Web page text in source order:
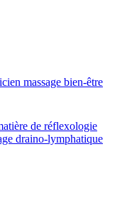
massage bien-être
de réflexologie
draino-lymphatique